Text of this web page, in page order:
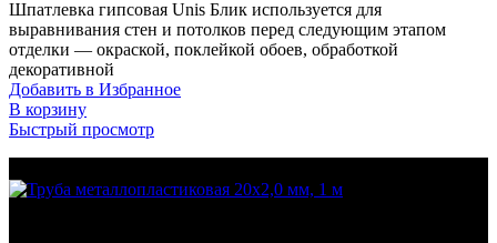
Шпатлевка гипсовая Unis Блик используется для
выравнивания стен и потолков перед следующим этапом
отделки — окраской, поклейкой обоев, обработкой
декоративной
Добавить в Избранное
В корзину
Быстрый просмотр